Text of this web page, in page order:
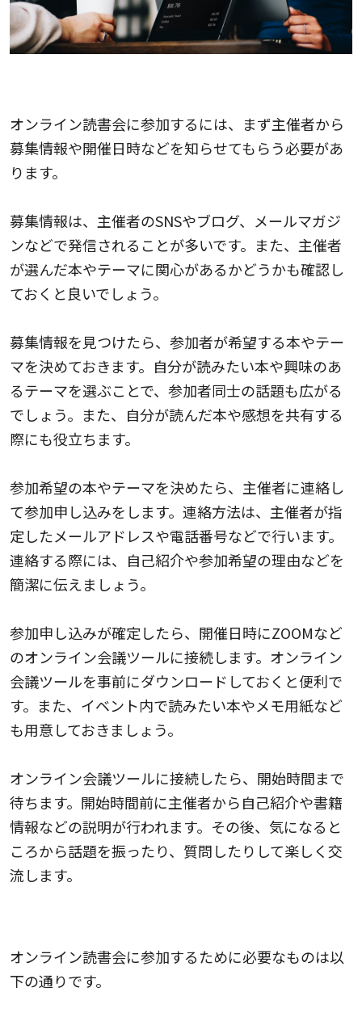
オンライン読書会に参加するには、まず主催者から
募集情報や開催日時などを知らせてもらう必要があ
ります。
募集情報は、主催者のSNSやブログ、メールマガジ
ンなどで発信されることが多いです。また、主催者
が選んだ本やテーマに関心があるかどうかも確認し
ておくと良いでしょう。
募集情報を見つけたら、参加者が希望する本やテー
マを決めておきます。自分が読みたい本や興味のあ
るテーマを選ぶことで、参加者同士の話題も広がる
でしょう。また、自分が読んだ本や感想を共有する
際にも役立ちます。
参加希望の本やテーマを決めたら、主催者に連絡し
て参加申し込みをします。連絡方法は、主催者が指
定したメールアドレスや電話番号などで行います。
連絡する際には、自己紹介や参加希望の理由などを
簡潔に伝えましょう。
参加申し込みが確定したら、開催日時にZOOMなど
のオンライン会議ツールに接続します。オンライン
会議ツールを事前にダウンロードしておくと便利で
す。また、イベント内で読みたい本やメモ用紙など
も用意しておきましょう。
オンライン会議ツールに接続したら、開始時間まで
待ちます。開始時間前に主催者から自己紹介や書籍
情報などの説明が行われます。その後、気になると
ころから話題を振ったり、質問したりして楽しく交
流します。
オンライン読書会に参加するために必要なものは以
下の通りです。